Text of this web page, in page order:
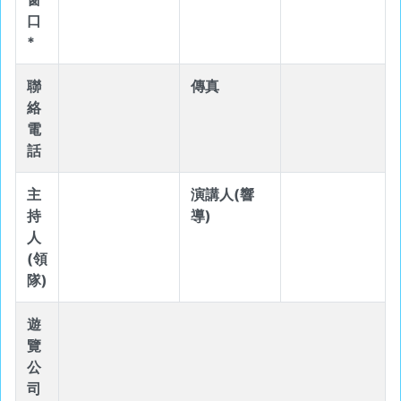
口
*
聯
絡
電
話
傳真
主
持
人
(領
隊)
演講人(響
導)
遊
覽
公
司